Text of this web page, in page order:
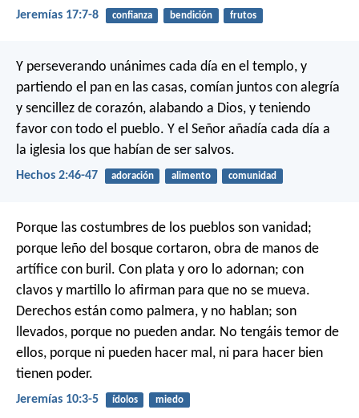
Jeremías 17:7-8 confianza bendición frutos
Y perseverando unánimes cada día en el templo, y
partiendo el pan en las casas, comían juntos con alegría
y sencillez de corazón, alabando a Dios, y teniendo
favor con todo el pueblo. Y el Señor añadía cada día a
la iglesia los que habían de ser salvos.
Hechos 2:46-47 adoración alimento comunidad
Porque las costumbres de los pueblos son vanidad;
porque leño del bosque cortaron, obra de manos de
artífice con buril. Con plata y oro lo adornan; con
clavos y martillo lo afirman para que no se mueva.
Derechos están como palmera, y no hablan; son
llevados, porque no pueden andar. No tengáis temor de
ellos, porque ni pueden hacer mal, ni para hacer bien
tienen poder.
Jeremías 10:3-5 ídolos miedo